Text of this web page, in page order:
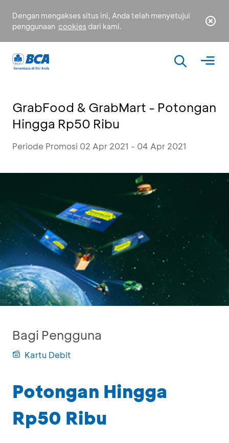
Dengan mengakses situs ini, Anda telah menyetujui
penggunaan cookies dari kami.
GrabFood & GrabMart - Potongan
Hingga Rp50 Ribu
Periode Promosi 02 Apr 2021 - 04 Apr 2021
Bagi Pengguna
Kartu Debit
Potongan Hingga
Rp50 Ribu